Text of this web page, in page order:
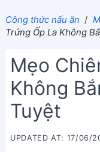
Công thức nấu ăn /
Trứng Ốp La Không
Mẹo
Không
Tuyệt
UPDATED AT: 17/06/